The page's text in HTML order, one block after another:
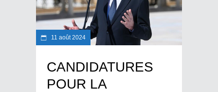
11 août 2024
CANDIDATURES
POUR LA